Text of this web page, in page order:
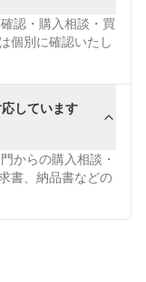
認・購入相談・買
個別に確認いたし
しています
からの購入相談・
書、納品書などの